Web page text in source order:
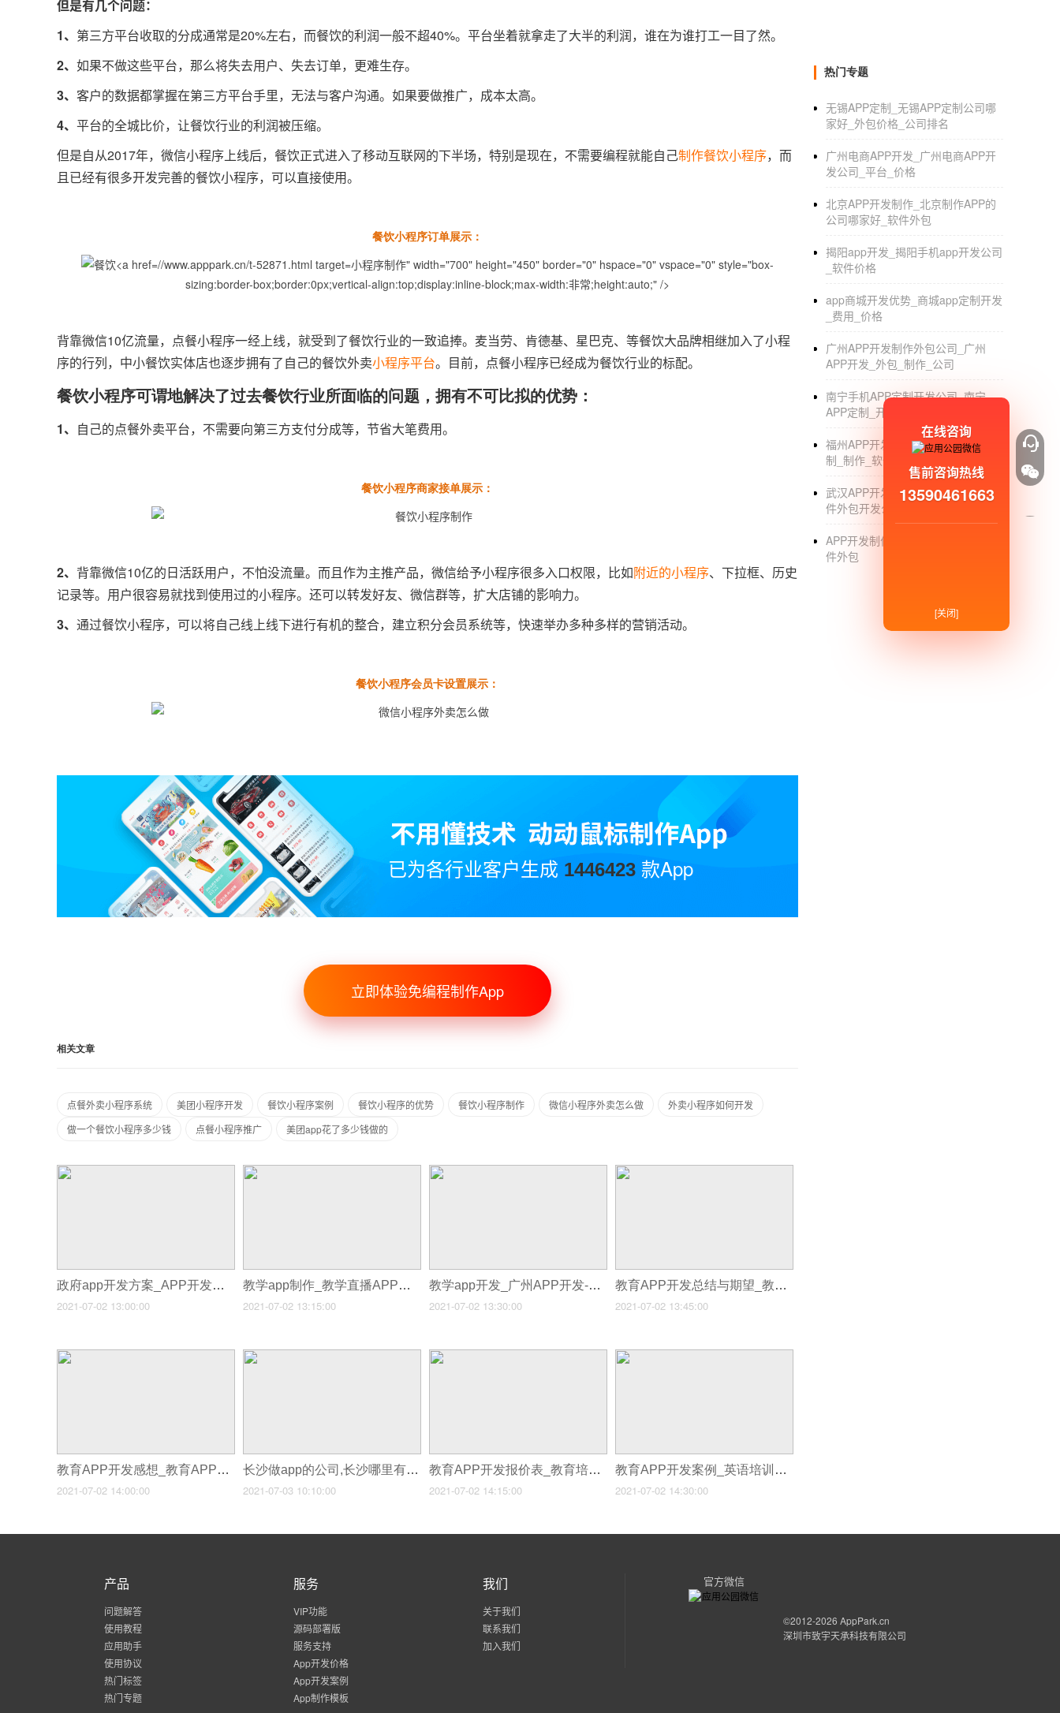
但是有几个问题：
1、 第三方平台收取的分成通常是20%左右，而餐饮的利润一般不超40%。平台坐着就拿走了大半的利润，谁在为谁打工一目了然。
2、 如果不做这些平台，那么将失去用户、失去订单，更难生存。
3、 客户的数据都掌握在第三方平台手里，无法与客户沟通。如果要做推广，成本太高。
4、 平台的全城比价，让餐饮行业的利润被压缩。
但是自从2017年，微信小程序上线后，餐饮正式进入了移动互联网的下半场，特别是现在，不需要编程就能自己制作餐饮小程序，而
且已经有很多开发完善的餐饮小程序，可以直接使用。
餐饮小程序订单展示：
小程序制作" width="700" height="450" border="0" hspace="0" vspace="0" style="box-
sizing:border-box;border:0px;vertical-align:top;display:inline-block;max-width:非常;height:auto;" />
背靠微信10亿流量，点餐小程序一经上线，就受到了餐饮行业的一致追捧。麦当劳、肯德基、星巴克、等餐饮大品牌相继加入了小程
序的行列，中小餐饮实体店也逐步拥有了自己的餐饮外卖小程序平台。目前，点餐小程序已经成为餐饮行业的标配。
餐饮小程序可谓地解决了过去餐饮行业所面临的问题，拥有不可比拟的优势：
1、 自己的点餐外卖平台，不需要向第三方支付分成等，节省大笔费用。
餐饮小程序商家接单展示：
2、 背靠微信10亿的日活跃用户，不怕没流量。而且作为主推产品，微信给予小程序很多入口权限，比如附近的小程序、下拉框、历史
记录等。用户很容易就找到使用过的小程序。还可以转发好友、微信群等，扩大店铺的影响力。
3、 通过餐饮小程序，可以将自己线上线下进行有机的整合，建立积分会员系统等，快速举办多种多样的营销活动。
餐饮小程序会员卡设置展示：
已为各行业客户生成 1446423 款App
立即体验免编程制作App
相关文章
点餐外卖小程序系统 美团小程序开发 餐饮小程序案例 餐饮小程序的优势 餐饮小程序制作 微信小程序外卖怎么做
外卖小程序如何开发
做一个餐饮小程序多少钱
点餐小程序推广 美团app花了多少钱做的
政府app开发方案_APP开发公司
2021-07-02 13:00:00
教学app制作_教学直播APP开发
2021-07-02 13:15:00
教学app开发_广州APP开发-魔术教学APP开发解决方案
2021-07-02 13:30:00
教育APP开发总结与期望_教育APP学信定制开发是教育行业的一块瑰宝
2021-07-02 13:45:00
教育APP开发感想_教育APP学信定制开发是教育行业的一块瑰宝
2021-07-02 14:00:00
长沙做app的公司,长沙哪里有开发APP的公司
2021-07-03 10:10:00
教育APP开发报价表_教育培训App开发市场前景分析
2021-07-02 14:15:00
教育APP开发案例_英语培训机构APP开发如何获取用户青睐
2021-07-02 14:30:00
热门专题
无锡APP定制_无锡APP定制公司哪
家好_外包价格_公司排名
广州电商APP开发_广州电商APP开
发公司_平台_价格
北京APP开发制作_北京制作APP的
公司哪家好_软件外包
揭阳app开发_揭阳手机app开发公司
_软件价格
app商城开发优势_商城app定制开发
_费用_价格
广州APP开发制作外包公司_广州
APP开发_外包_制作_公司
南宁手机APP定制开发公司_南宁
APP定制_开发_制作_外包公司
福州APP开发公司_福州APP开发_定
制_制作_软件公司哪家好
武汉APP开发制作公司_武汉APP软
件外包开发公司排名_哪家好_价格
APP开发制作公司_手机APP定制_软
件外包
产品
问题解答
使用教程
应用助手
使用协议
热门标签
热门专题
服务
VIP功能
源码部署版
服务支持
App开发价格
App开发案例
App制作模板
我们
关于我们
联系我们
加入我们
官方微信
©2012-2026 AppPark.cn
深圳市致宇天承科技有限公司
在线咨询
售前咨询热线
13590461663
[关闭]